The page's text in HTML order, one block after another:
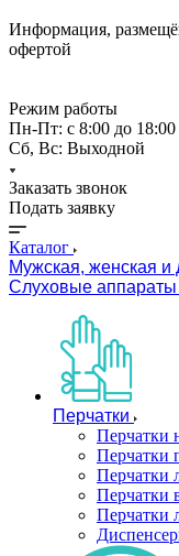
Информация,
офертой
Режим работы
Пн-Пт: с 8:00 до 18:00
Сб, Вс: Выходной
Заказать звонок
Подать заявку
Каталог
Мужская, женская и
Слуховые аппараты
Перчатки
Перчатки
Перчатки
Перчатки
Перчатки
Перчатки